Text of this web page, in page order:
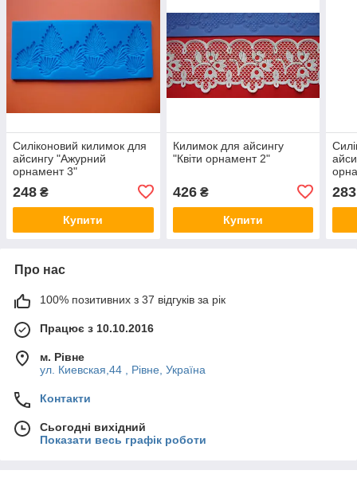
Силіконовий килимок для
айсингу "Ажурний
орнамент 3"
248 ₴
Купити
Килимок для айсингу
"Квіти орнамент 2"
426₴
Купити
283
Про нас
100% позитивних з 37 відгуків за рік
Працює з 10.10.2016
м. Рівне
ул. Киевская,44 , Рівне, Україна
Контакти
Сьогодні вихідний
Показати весь графік роботи